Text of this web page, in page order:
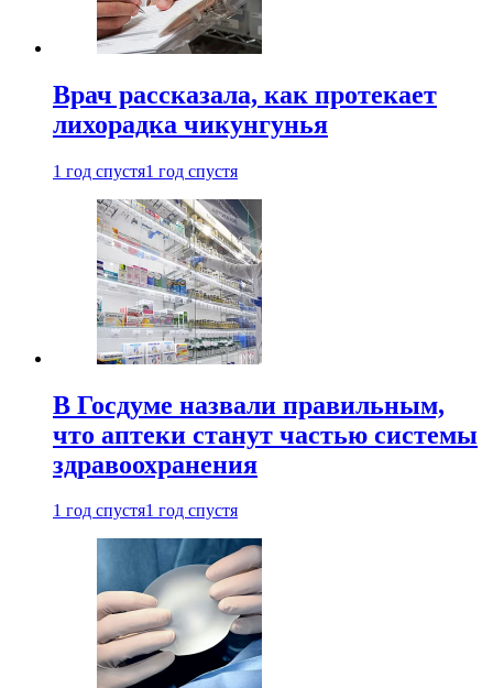
Врач рассказала, как протекает
лихорадка чикунгунья
1 год спустя1 год спустя
В Госдуме назвали правильным,
что аптеки станут частью системы
здравоохранения
1 год спустя1 год спустя